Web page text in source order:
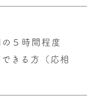
５時間程度
きる方（応相